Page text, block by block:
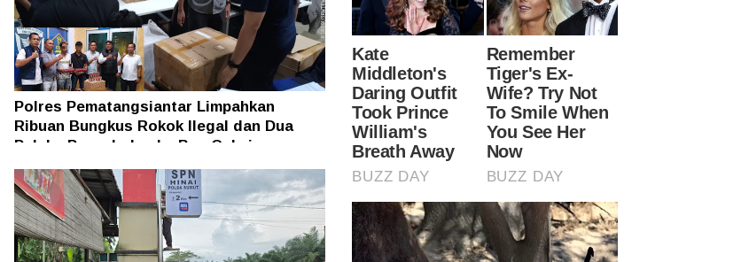
Polres Pematangsiantar Limpahkan
Ribuan Bungkus Rokok Ilegal dan Dua
Pelaku Penyeludup ke Bea Cukai